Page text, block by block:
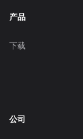
产品
下载
公司